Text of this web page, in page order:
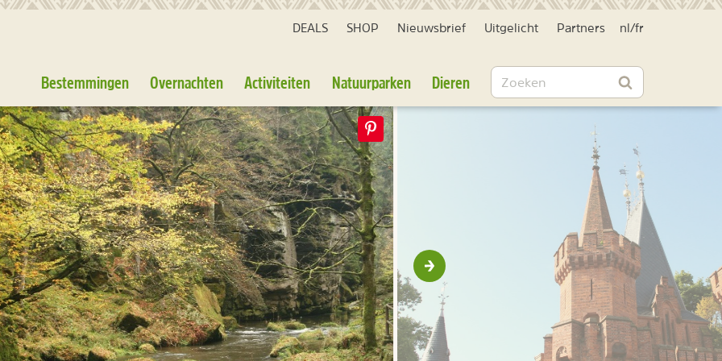
DEALS SHOP Nieuwsbrief Uitgelicht Partners nl /fr
Bestemmingen Overnachten Activiteiten Natuurparken Dieren Zoeken
Zoeken
Volgende